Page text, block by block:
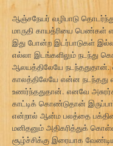
ஆஞ்சநேயர் வழிபாடு
மாருதி காயத்ரியை பெண்கள்
இது போன்ற இடர்பாடுகள்
எல்லா இடங்களிலும் நடந்து
ஆலயத்திலேயே
காலத்திலேயே என்ன நடந்தது
உணர்ந்ததுதான். எனவே
காட்டிக் கொண்டுதான்
என்றால் ஆன்ம பலத்தை
மனிதனும் அதிகரித்துக்
சூழ்ச்சிக்கு இரையாக